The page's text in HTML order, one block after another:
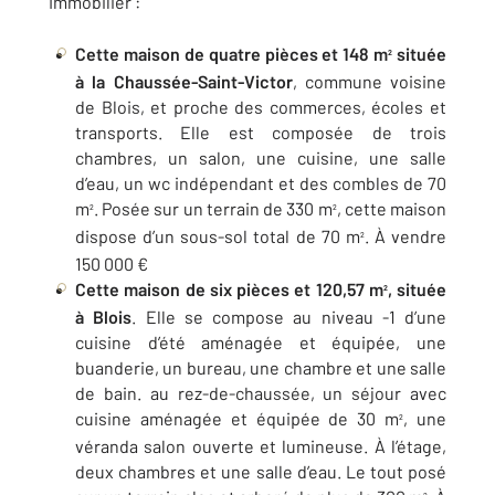
Cette maison de quatre pièces et 148 m² située
à la Chaussée-Saint-Victor, commune voisine
de Blois, et proche des commerces, écoles et
transports. Elle est composée de trois
chambres, un salon, une cuisine, une salle
d’eau, un wc indépendant et des combles de 70
m². Posée sur un terrain de 330 m², cette maison
dispose d’un sous-sol total de 70 m². À vendre
150 000 €
Cette maison de six pièces et 120,57 m², située
à Blois. Elle se compose au niveau -1 d’une
cuisine d’été aménagée et équipée, une
buanderie, un bureau, une chambre et une salle
de bain. au rez-de-chaussée, un séjour avec
cuisine aménagée et équipée de 30 m², une
véranda salon ouverte et lumineuse. À l’étage,
deux chambres et une salle d’eau. Le tout posé